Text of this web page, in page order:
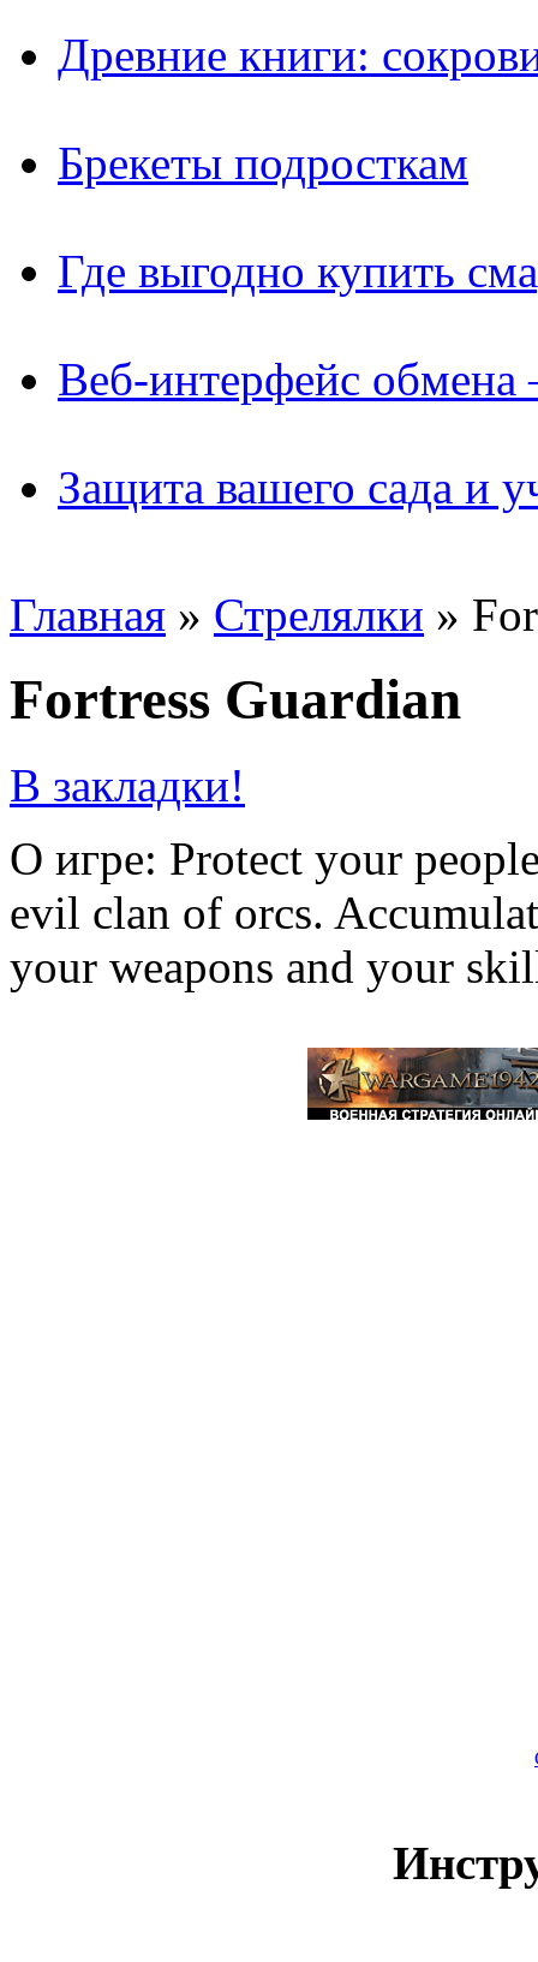
Древние книги:
Брекеты подросткам
Где выгодно купить
Веб-интерфейс
Защита вашего сада и
Главная » Стрелялки »
Fortress Guardian
В закладки!
О игре: Protect your
evil clan of orcs.
your weapons and your